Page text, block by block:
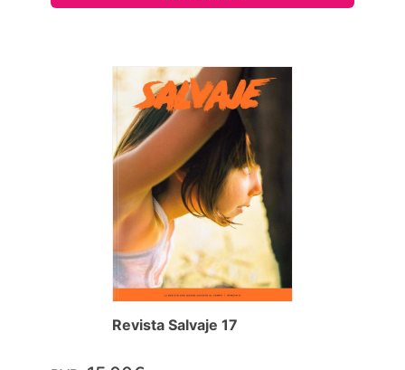
Revista Salvaje 17